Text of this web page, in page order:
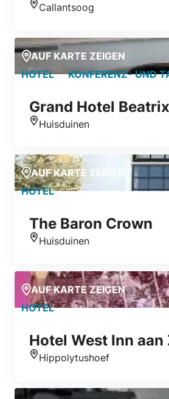
Callantsoog
AUF KARTE ZEIGEN
HOTEL KONFERENZ- UND
Grand Hotel Beatrix
Huisduinen
AUF KARTE ZEIGEN
HOTEL
The Baron Crown
Huisduinen
AUF KARTE ZEIGEN
HOTEL
Hotel West Inn aan
Standort
Hippolytushoef